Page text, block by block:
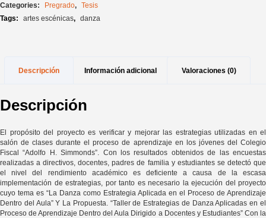
Categories: Pregrado Tesis
Tags: artes escénicas, danza
Descripción Información adicional Valoraciones (0)
Descripción
El propósito del proyecto es verificar y mejorar las estrategias utilizadas en el
salón de clases durante el proceso de aprendizaje en los jóvenes del Colegio
Fiscal “Adolfo H. Simmonds”. Con los resultados obtenidos de las encuestas
realizadas a directivos, docentes, padres de familia y estudiantes se detectó que
el nivel del rendimiento académico es deficiente a causa de la escasa
implementación de estrategias, por tanto es necesario la ejecución del proyecto
cuyo tema es “La Danza como Estrategia Aplicada en el Proceso de Aprendizaje
Dentro del Aula” Y La Propuesta. “Taller de Estrategias de Danza Aplicadas en el
Proceso de Aprendizaje Dentro del Aula Dirigido a Docentes y Estudiantes” Con la